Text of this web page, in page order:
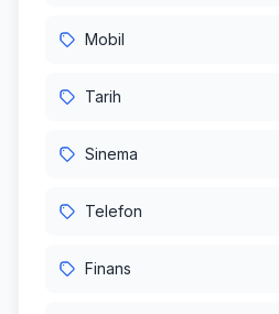
Mobil
Tarih
Sinema
Telefon
Finans